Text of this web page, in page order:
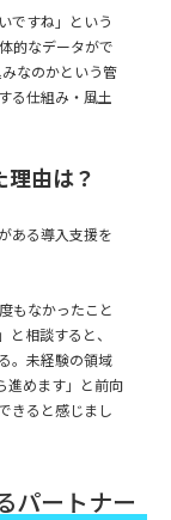
ですね」という
的なデータがで
なのかという管
る仕組み・風土
理由は？
ある導入支援を
もなかったこと
相談すると、
。未経験の領域
進めます」と前向
きると感じまし
パートナー